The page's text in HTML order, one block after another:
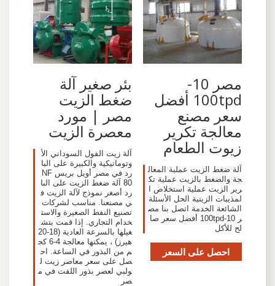
مصر 10-
100tpd أفضل
سعر مصنع
معالجة تكرير
زيوت الطعام
آلة ضغط الزيت عملية المعال
جة والضغط بالزيت عملية تك
رير الزيت عملية استخلاص ا
لمذيبات الزيتية الحل الأسئلة
الشائعة الخدمة اتصل بنا مص
ر 10-100tpd أفضل سعر صا
لح للأكل
احصل على السعر
بئر صغير آلة
ضغط الزيت
مصر | مورد
معصرة الزيت
آلة زيت الفول السوداني الأ
وتوماتيكية والكبيرة على البا
رد في مصر أويل بريس NF
80 آلة ضغط الزيت على البا
رد أصغر نموذج لآلة الزيت ف
ي مصنعنا. مناسب لشركات
تصنيع النفط الصغيرة والاست
خدام التجاري. إذا قمت بتش
غيلها بالسرعة العادية (18-20
هيرز) ، يمكنها معالجة 4-6 كج
م من البذور في الساعة. اح
صل على سعر معاصر زيت ل
ولبي لعصر بذور اللفت في م
صر